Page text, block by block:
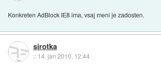
Konkreten AdBlock IE8 ima, vsaj meni je zadosten.
sirotka
:: 14. jan 2010, 12:44